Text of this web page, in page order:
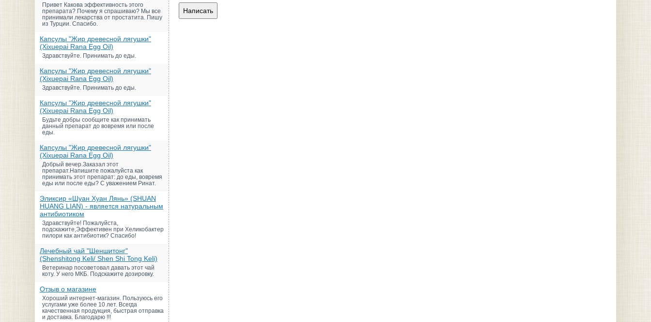
Привет Какова эффективность этого
препарата? Почему я спрашиваю? Мы все
принимали лекарства от простатита. Пишу
из Турции. Спасибо.
Капсулы "Жир древесной лягушки"
(Xixuepai Rana Egg Oil)
Здравствуйте. Принимать до еды.
Капсулы "Жир древесной лягушки"
(Xixuepai Rana Egg Oil)
Здравствуйте. Принимать до еды.
Капсулы "Жир древесной лягушки"
(Xixuepai Rana Egg Oil)
Будьте добры сообщите как принимать
данный препарат до вовремя или после
еды.
Капсулы "Жир древесной лягушки"
(Xixuepai Rana Egg Oil)
Добрый вечер.Заказал этот
препарат.Напишите пожалуйста как
принимать этот препарат: до еды, вовремя
еды или после еды? С уважением Ринат.
Эликсир «Шуан Хуан Лянь» (SHUAN
HUANG LIAN) - является натуральным
антибиотиком
Здравствуйте! Пожалуйста,
подскажите,Эффективен при Хеликобактер
пилори как антибиотик? Спасибо!
Лечебный чай "Шеншитонг"
(Shenshitong Keli/ Shen Shi Tong Keli)
Ветеринар посоветовал давать этот чай
коту. У него МКБ. Подскажите дозировку.
Отзыв о магазине
Хороший интернет-магазин. Пользуюсь его
услугами уже более 10 лет. Всегда
качественная продукция, быстрая отправка
и доставка. Благодарю !!!
Написать